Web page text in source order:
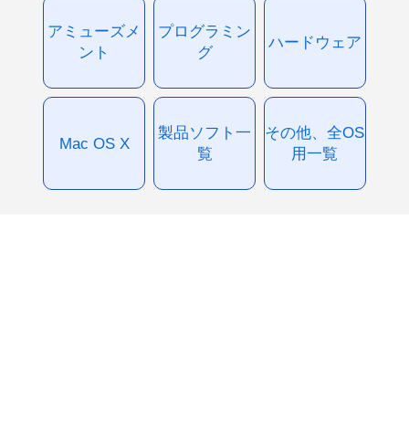
アミューズメ
ント
プログラミン
グ
ハードウェア
Mac OS X
製品ソフト一
覧
その他、全OS
用一覧